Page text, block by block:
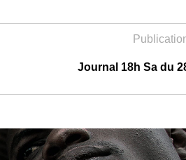
Journal 18h Sa du